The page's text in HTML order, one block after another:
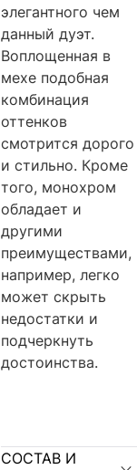
элегантного чем
данный дуэт.
Воплощенная в
мехе подобная
комбинация
оттенков
смотрится дорого
и стильно. Кроме
того, монохром
обладает и
другими
преимуществами,
например, легко
может скрыть
недостатки и
подчеркнуть
достоинства.
СОСТАВ И